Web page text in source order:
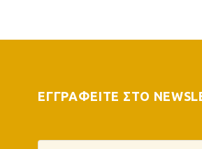
ΕΓΓΡΑΦΕΙΤΕ ΣΤΟ